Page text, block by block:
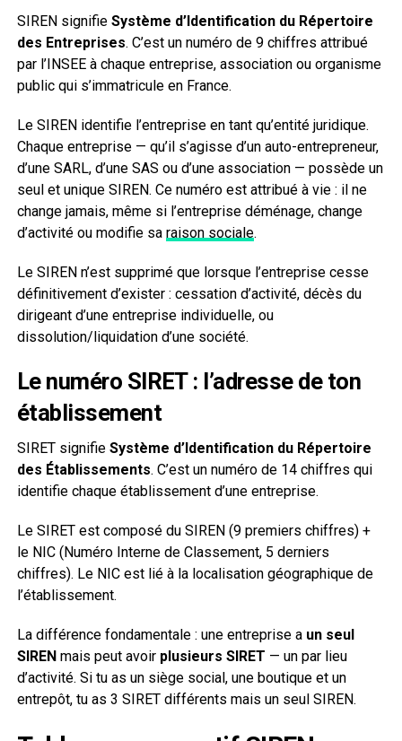
SIREN signifie Système d’Identification du Répertoire
des Entreprises. C’est un numéro de 9 chiffres attribué
par l’INSEE à chaque entreprise, association ou organisme
public qui s’immatricule en France.
Le SIREN identifie l’entreprise en tant qu’entité juridique.
Chaque entreprise — qu’il s’agisse d’un auto-entrepreneur,
d’une SARL, d’une SAS ou d’une association — possède un
seul et unique SIREN. Ce numéro est attribué à vie : il ne
change jamais, même si l’entreprise déménage, change
d’activité ou modifie sa raison sociale.
Le SIREN n’est supprimé que lorsque l’entreprise cesse
définitivement d’exister : cessation d’activité, décès du
dirigeant d’une entreprise individuelle, ou
dissolution/liquidation d’une société.
Le numéro SIRET : l’adresse de ton
établissement
SIRET signifie Système d’Identification du Répertoire
des Établissements. C’est un numéro de 14 chiffres qui
identifie chaque établissement d’une entreprise.
Le SIRET est composé du SIREN (9 premiers chiffres) +
le NIC (Numéro Interne de Classement, 5 derniers
chiffres). Le NIC est lié à la localisation géographique de
l’établissement.
La différence fondamentale : une entreprise a un seul
SIRENmais peut avoir plusieurs SIRET — un par lieu
d’activité. Si tu as un siège social, une boutique et un
entrepôt, tu as 3 SIRET différents mais un seul SIREN.